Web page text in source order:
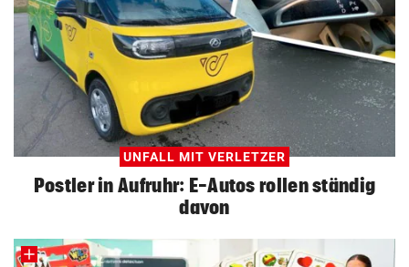
UNFALL MIT VERLETZER
Postler in Aufruhr: E-Autos rollen ständig
davon